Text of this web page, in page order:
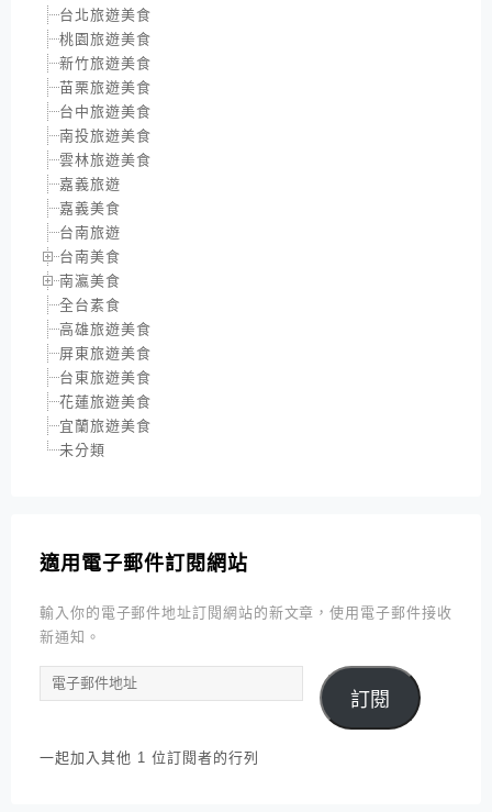
台北旅遊美食
桃園旅遊美食
新竹旅遊美食
苗栗旅遊美食
台中旅遊美食
南投旅遊美食
雲林旅遊美食
嘉義旅遊
嘉義美食
台南旅遊
台南美食
南瀛美食
全台素食
高雄旅遊美食
屏東旅遊美食
台東旅遊美食
花蓮旅遊美食
宜蘭旅遊美食
未分類
適用電子郵件訂閱網站
輸入你的電子郵件地址訂閱網站的新文章，使用電子郵件接收
新通知。
電
子
件
訂閱
一起加入其他 1 位訂閱者的行列